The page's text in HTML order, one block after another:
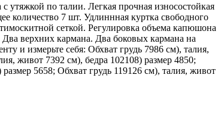
по талии. Легкая прочная износостойкая
количество 7 шт. Удлиннная куртка свободного
сеткой. Регулировка объема капюшона
верхних кармана. Два боковых кармана на
и измерьте себя: Обхват грудь 7986 см), талия,
живот 7392 см), бедра 102108) размер 4850;
5658; Обхват грудь 119126 см), талия, живот